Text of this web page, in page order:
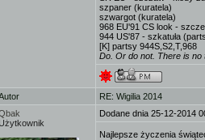
szpaner (kuratela)
szwargot (kuratela)
968 EU'91 CS look -
944 US'87 - szkatuła
[K] partsy 944S,S2,T,968
Do. Or do not. There is no
RE: Wigilia 2014
Dodane dnia 25-12-2014
Najlepsze życzenia